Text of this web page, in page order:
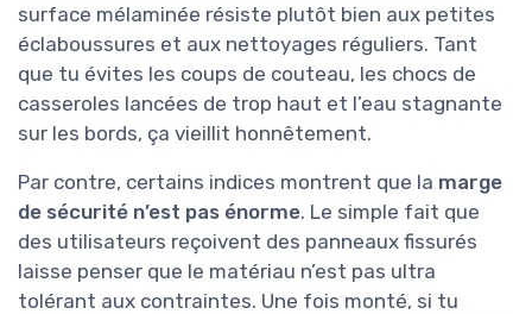
surface mélaminée résiste plutôt bien aux petites
éclaboussures et aux nettoyages réguliers. Tant
que tu évites les coups de couteau, les chocs de
casseroles lancées de trop haut et l’eau stagnante
sur les bords, ça vieillit honnêtement.
Par contre, certains indices montrent que la marge
de sécurité n’est pas énorme. Le simple fait que
des utilisateurs reçoivent des panneaux fissurés
laisse penser que le matériau n’est pas ultra
tolérant aux contraintes. Une fois monté, si tu